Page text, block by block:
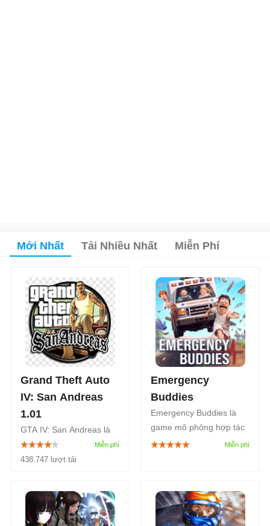
Mới Nhất Tải Nhiều Nhất Miễn Phí
Grand Theft Auto
IV: San Andreas
1.01
GTA IV: San Andreas là
bản mod dành cho fan
của Grand Theft Auto IV
phố San Andreas - thành
phố huyền thoại.
438.747 lượt tải
Emergency
Buddies
Emergency Buddies là
game mô phỏng hợp tác
lái xe cấp cứu dành cho
thế giới.